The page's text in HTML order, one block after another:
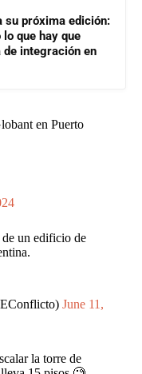
su próxima edición:
que hay que
integración en
en Puerto
un edificio de
June 11,
la torre de